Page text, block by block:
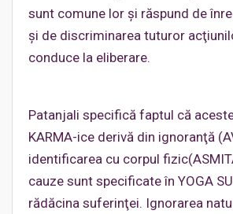
sunt comune lor şi răspund de
şi de discriminarea tuturor
conduce la eliberare.
Patanjali specifică faptul că
KARMA-ice derivă din ignoranţă
identificarea cu corpul
cauze sunt specificate în YOGA
rădăcina suferinţei. Ignorarea